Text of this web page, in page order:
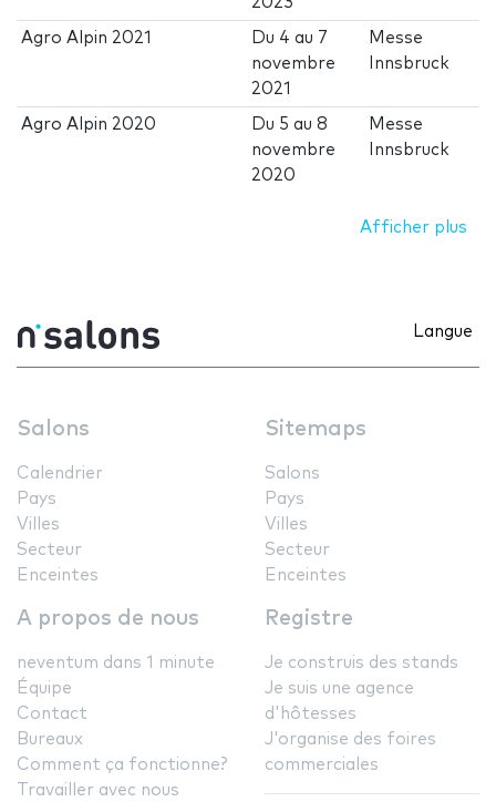
Agro Alpin 2021 Du 4 au 7
novembre
2021
Messe
Innsbruck
Agro Alpin 2020 Du 5 au8
novembre
2020
Messe
Innsbruck
Afficher plus
Langue
Salons
Calendrier
Pays
Villes
Secteur
Enceintes
Sitemaps
Salons
Pays
Villes
Secteur
Enceintes
A propos de nous
neventum dans 1 minute
Équipe
Contact
Bureaux
Comment ça fonctionne?
Travailler avec nous
Registre
Je construis des stands
Je suis une agence
d'hôtesses
J'organise des foires
commerciales